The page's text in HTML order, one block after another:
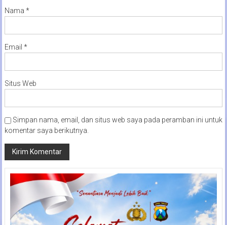
Nama *
Email *
Situs Web
Simpan nama, email, dan situs web saya pada peramban ini untuk
komentar saya berikutnya.